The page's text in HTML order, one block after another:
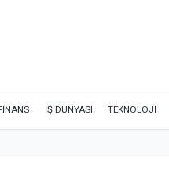
İŞ DÜNYASI TEKNOLOJİ